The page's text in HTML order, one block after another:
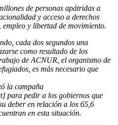
de personas apátridas a
y acceso a derechos
y libertad de movimiento.
cada dos segundos una
como resultado de los
de ACNUR, el organismo de
es más necesario que
la campaña
para pedir a los gobiernos que
deber en relación a los 65,6
en esta situación.